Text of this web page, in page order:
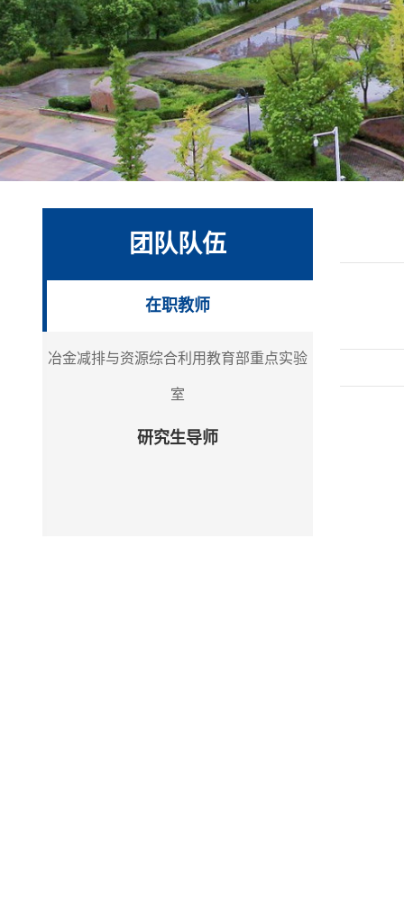
团队队伍
在职教师
冶金减排与资源综合利用教育部重点实验
室
研究生导师